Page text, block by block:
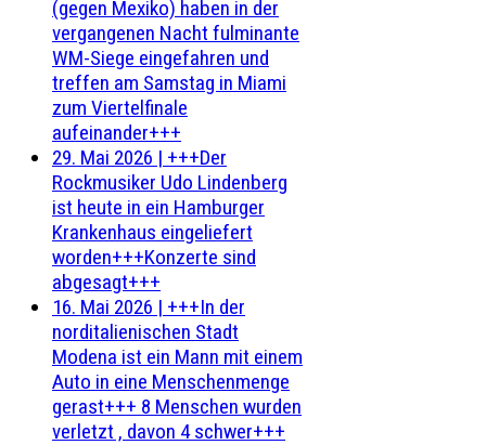
(gegen Mexiko) haben in der
vergangenen Nacht fulminante
WM-Siege eingefahren und
treffen am Samstag in Miami
zum Viertelfinale
aufeinander+++
29. Mai 2026 | +++Der
Rockmusiker Udo Lindenberg
ist heute in ein Hamburger
Krankenhaus eingeliefert
worden+++Konzerte sind
abgesagt+++
16. Mai 2026 | +++In der
norditalienischen Stadt
Modena ist ein Mann mit einem
Auto in eine Menschenmenge
gerast+++ 8 Menschen wurden
verletzt , davon 4 schwer+++